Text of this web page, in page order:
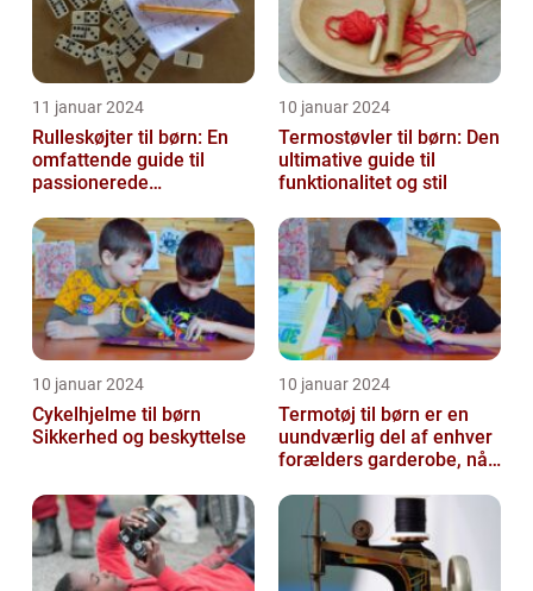
11 januar 2024
Rulleskøjter til børn: En
omfattende guide til
passionerede
10 januar 2024
Termostøvler til børn: Den
ultimative guide til
funktionalitet og stil
10 januar 2024
Cykelhjelme til børn
Sikkerhed og beskyttelse
10 januar 2024
Termotøj til børn er en
uundværlig del af enhver
forælders garderobe, når
de...